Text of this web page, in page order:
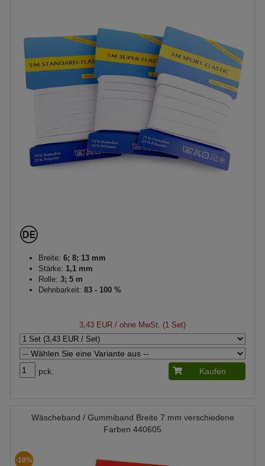
Breite: 6; 8; 13 mm
Stärke: 1,1 mm
Rolle: 3; 5 m
Dehnbarkeit: 83 - 100 %
3,43 EUR / ohne MwSt. (1 Set)
pck. Kaufen
Wäscheband / Gummiband Breite 7 mm verschiedene
Farben 440605
-10%